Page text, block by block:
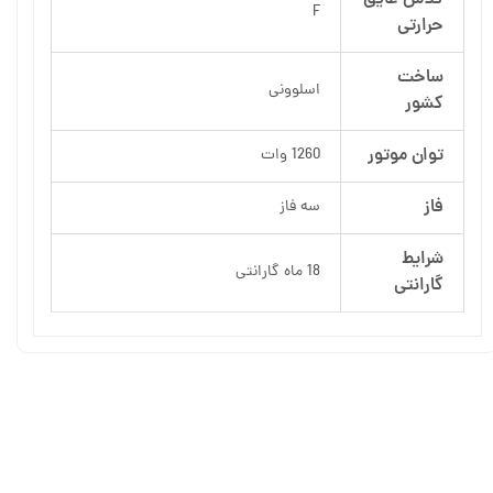
حرارتی
F
ساخت
کشور
اسلوونی
توان موتور 1260 وات
فاز سه فاز
شرایط
گارانتی
18 ماه گارانتی